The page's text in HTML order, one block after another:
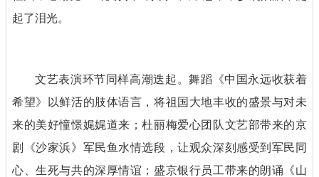
起了泪光。
文艺表演环节同样高潮迭起。舞蹈《中国永远收获着
希望》以鲜活的肢体语言，将祖国大地丰收的盛景与对未
来的美好憧憬娓娓道来；杜丽梅爱心团队文艺部带来的京
剧《沙家浜》军民鱼水情选段，让观众深刻感受到军民同
心、生死与共的深厚情谊；盛京银行员工带来的朗诵《山